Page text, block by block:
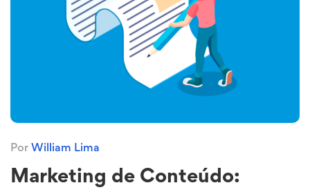
Por William Lima
Marketing de Conteúdo: